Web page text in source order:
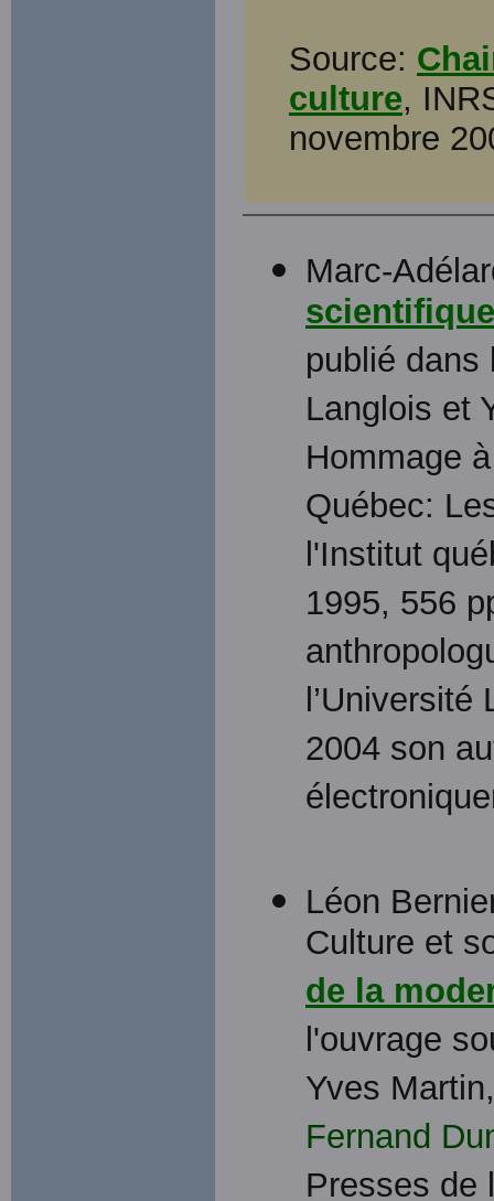
Source:
culture,
novembre
Marc-
publié
Langlois et
Hommage
Québec:
l'Institut
1995, 556
2004 son
Léon
Culture et
de la
l'ouvrage
Yves
Fernand
Presses de